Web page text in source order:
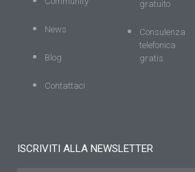
News
Blog
Contattaci
gratuito
Consulenza
telefonica
gratis
ISCRIVITI ALLA NEWSLETTER